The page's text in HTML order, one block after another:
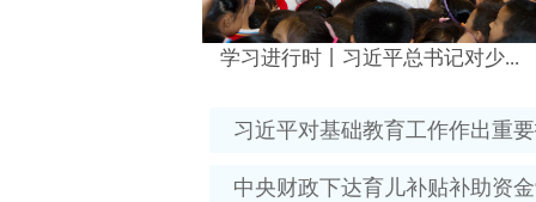
学习进行时丨习近平总书记对少...
习近平对基础教育工作作出重
中央财政下达育儿补贴补助资